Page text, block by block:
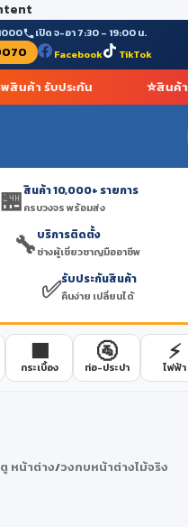
เปิด จ-อา 7:30 – 19:00 น.
Facebook TikTok
สินค้า รับประกัน ⭐สินค้า
🏪สินค้า 10,000+ รายการ
ครบวงจร พร้อมส่ง
🔧บริการติดตั้ง
ช่างผู้เชี่ยวชาญมืออาชีพ
✅รับประกันสินค้า
คืนง่าย เปลี่ยนได้
🟫
กระเบื้อง
🚰
ท่อ-ประปา
⚡
ไฟฟ้า
หน้าต่าง/วงกบหน้าต่างไม้จริง